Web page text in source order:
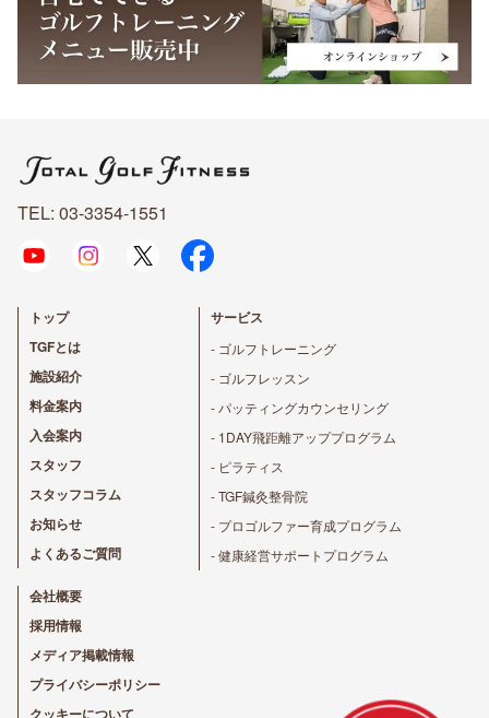
TEL: 03-3354-1551
トップ
TGFとは
施設紹介
料金案内
入会案内
スタッフ
スタッフコラム
お知らせ
よくあるご質問
サービス
- ゴルフトレーニング
- ゴルフレッスン
- パッティングカウンセリング
- 1DAY飛距離アッププログラム
- ピラティス
- TGF鍼灸整骨院
- プロゴルファー育成プログラム
- 健康経営サポートプログラム
会社概要
採用情報
メディア掲載情報
プライバシーポリシー
クッキーについて